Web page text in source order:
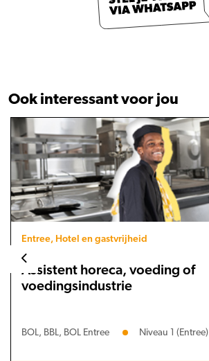
Ook interessant voor jou
Entree, Hotel en gastvrijheid
Assistent horeca, voeding of
voedingsindustrie
BOL, BBL, BOL Entree Niveau 1 (Entree)